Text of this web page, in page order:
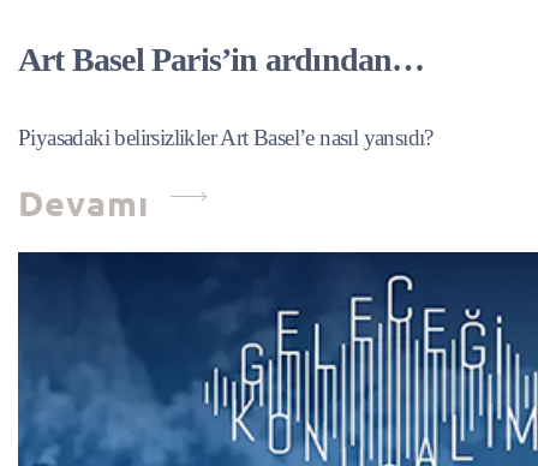
Art Basel Paris’in ardından…
Piyasadaki belirsizlikler Art Basel’e nasıl yansıdı?
Devamı